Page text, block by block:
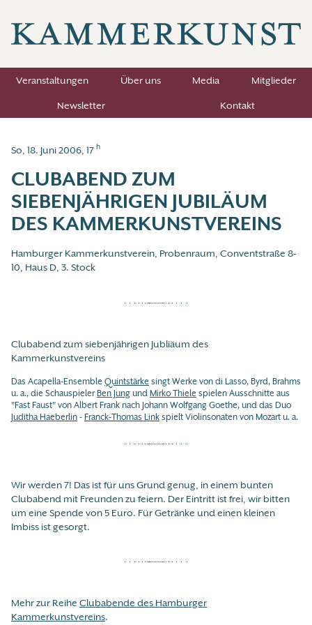
Veranstaltungen Über uns Media
Mitglieder
Newsletter
Kontakt
So, 18. Juni 2006, 17 h
CLUBABEND ZUM
SIEBENJÄHRIGEN JUBILÄUM
DES KAMMERKUNSTVEREINS
Hamburger Kammerkunstverein, Probenraum, Conventstraße 8-
10, Haus D, 3. Stock
Clubabend zum siebenjährigen Jubliäum des
Kammerkunstvereins
Das Acapella-Ensemble Quintstärke singt Werke von di Lasso, Byrd, Brahms
u. a., die SchauspielerBen JungundMirko Thiele spielen Ausschnitte aus
"Fast Faust" von Albert Frank nach Johann Wolfgang Goethe, und das Duo
Juditha Haeberlin-Franck-Thomas Linkspielt Violinsonaten von Mozart u. a.
Wir werden 7! Das ist für uns Grund genug, in einem bunten
Clubabend mit Freunden zu feiern. Der Eintritt ist frei, wir bitten
um eine Spende von 5 Euro. Für Getränke und einen kleinen
Imbiss ist gesorgt.
Mehr zur Reihe Clubabende des Hamburger
Kammerkunstvereins.